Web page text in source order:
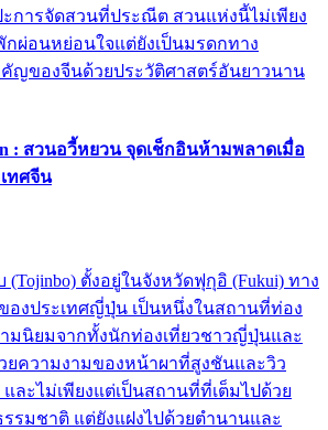
การจัดสวนที่ประณีต สวนแห่งนี้ไม่เพียง
ผ่อนหย่อนใจแต่ยังเป็นมรดกทาง
ญของจีนด้วยประวัติศาสตร์อันยาวนาน
: สวนอวี้หยวน จุดเช็กอินห้ามพลาดเมื่อ
ทศจีน
ตั้งอยู่ในจังหวัดฟุกุอิ (Fukui) ทาง
องประเทศญี่ปุ่น เป็นหนึ่งในสถานที่ท่อง
มนิยมจากทั้งนักท่องเที่ยวชาวญี่ปุ่นและ
ยความงามของหน้าผาที่สูงชันและวิว
ละไม่เพียงแต่เป็นสถานที่ที่เต็มไปด้วย
รมชาติ แต่ยังแฝงไปด้วยตำนานและ